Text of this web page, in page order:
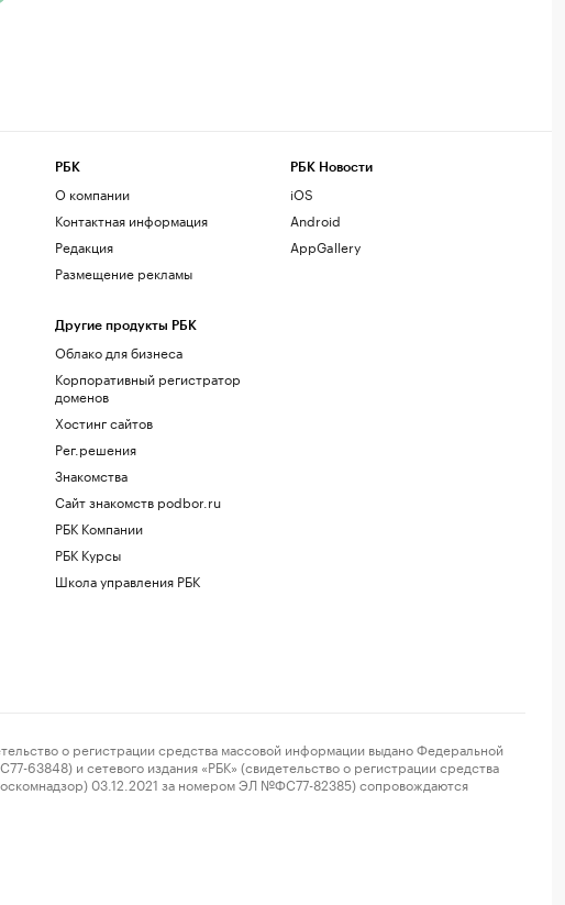
РБК
О компании
Контактная информация
Редакция
Размещение рекламы
Другие продукты РБК
Облако для бизнеса
Корпоративный регистратор
доменов
Хостинг сайтов
Рег.решения
Знакомства
Сайт знакомств podbor.ru
РБК Компании
РБК Курсы
Школа управления РБК
РБК Новости
iOS
Android
AppGallery
о регистрации средства массовой информации выдано Федеральной
и сетевого издания «РБК» (свидетельство о регистрации средства
03.12.2021 за номером ЭЛ №ФС77-82385) сопровождаются